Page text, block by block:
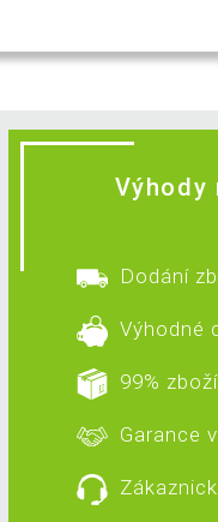
Výhody
Dodání
Výhodné
99%
Garance